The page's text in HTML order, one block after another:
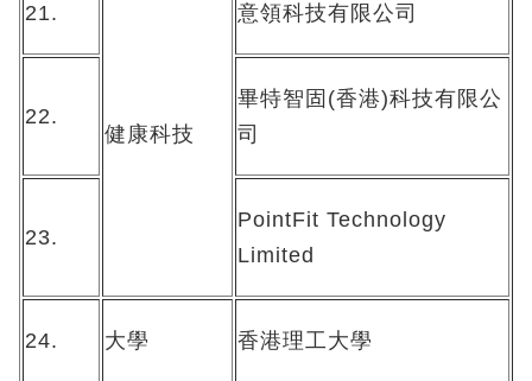
21.
健康科技
意領科技有限公司
22.
畢特智固(香港)科技有限公
司
23.
PointFit Technology
Limited
24. 大學 香港理工大學